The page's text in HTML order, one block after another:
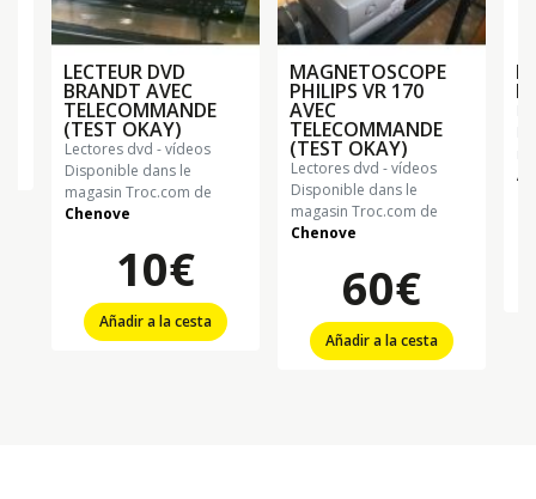
LECTEUR DVD
BRANDT AVEC
TELECOMMANDE
(TEST OKAY)
lectores dvd - vídeos
Disponible dans le
magasin Troc.com de
Chenove
10€
Añadir a la cesta
MAGNETOSCOPE
PHILIPS VR 170
AVEC
TELECOMMANDE
(TEST OKAY)
lectores dvd - vídeos
Disponible dans le
magasin Troc.com de
Chenove
60€
Añadir a la cesta